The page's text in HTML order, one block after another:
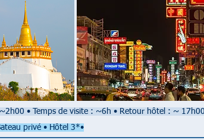
• Temps de visite : ~6h • Retour hôtel : ~ 17h00
privé • Hôtel 3*•